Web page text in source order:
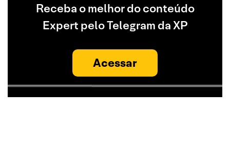
Receba o melhor do conteúdo
Expert pelo Telegram da XP
Acessar